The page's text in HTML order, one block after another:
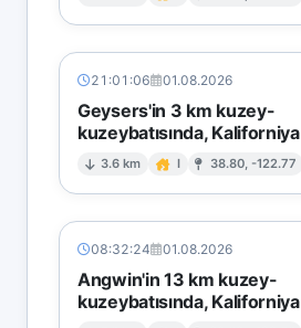
21:01:06 01.08.2026
Geysers'in 3 km kuzey-
kuzeybatısında, Kaliforniya
3.6 km I 38.80, -122.77
08:32:24 01.08.2026
Angwin'in 13 km kuzey-
kuzeybatısında, Kaliforniya